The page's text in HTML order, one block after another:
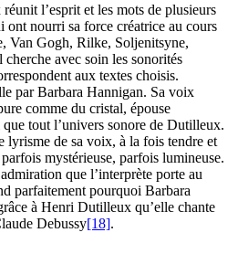
l’esprit et les mots de plusieurs
ont nourri sa force créatrice au cours
Van Gogh, Rilke, Soljenitsyne,
avec soin les sonorités
aux textes choisis.
par Barbara Hannigan. Sa voix
comme du cristal, épouse
tout l’univers sonore de Dutilleux.
lyrisme de sa voix, à la fois tendre et
mystérieuse, parfois lumineuse.
que l’interprète porte au
parfaitement pourquoi Barbara
à Henri Dutilleux qu’elle chante
Debussy[18].